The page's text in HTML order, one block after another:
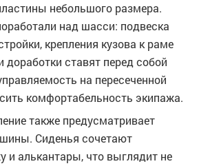
небольшого размера.
над шасси: подвеска
крепления кузова к раме
ставят перед собой
на пересеченной
комфортабельность экипажа.
также предусматривает
Сиденья сочетают
и алькантары, что выглядит не